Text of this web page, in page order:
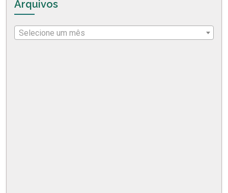
Arquivos
Selecione um mês